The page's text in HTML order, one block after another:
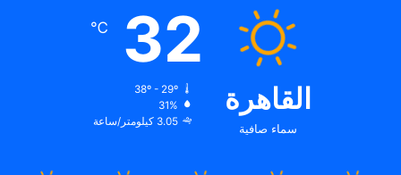
القاهرة
سماء صافية
32
℃
38º - 29º
31%
3.05 كيلومتر/ساعة